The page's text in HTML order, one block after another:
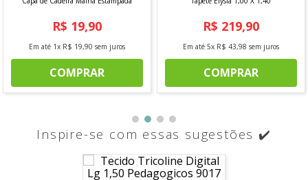
R$ 19,90
Em até 1x R$ 19,90 sem juros
COMPRAR
R$ 219,90
Em até 5x R$ 43,98 sem juros
COMPRAR
Inspire-se com essas sugestões ✔️